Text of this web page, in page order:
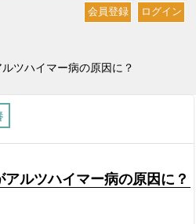
ログイン
会員登録
ツハイマー病の原因に？
ルツハイマー病の原因に？